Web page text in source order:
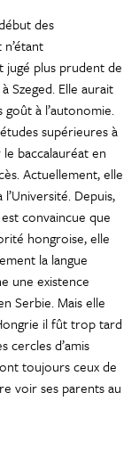
des
jugé plus prudent de
Szeged. Elle aurait
à l’autonomie.
supérieures à
baccalauréat en
Actuellement, elle
Depuis,
convaincue que
hongroise, elle
la langue
une existence
Serbie. Mais elle
il fût trop tard
cercles d’amis
toujours ceux de
voir ses parents au